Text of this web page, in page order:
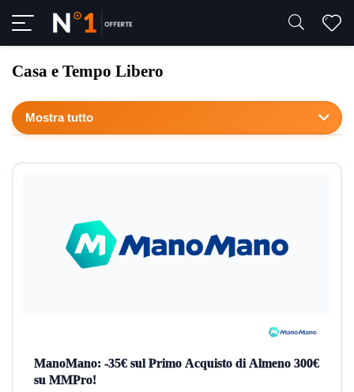
Casa e Tempo Libero
Mostra tutto
ManoMano: -35€ sul Primo Acquisto di Almeno 300€
su MMPro!